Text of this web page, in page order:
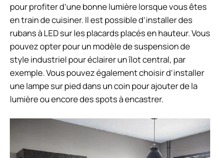
pour profiter d’une bonne lumière lorsque vous êtes
en train de cuisiner. Il est possible d’installer des
rubans à LED sur les placards placés en hauteur. Vous
pouvez opter pour un modèle de suspension de
style industriel pour éclairer un îlot central, par
exemple. Vous pouvez également choisir d’installer
une lampe sur pied dans un coin pour ajouter de la
lumière ou encore des spots à encastrer.